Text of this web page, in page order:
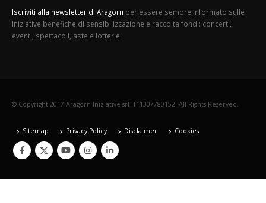
Iscriviti alla newsletter di Aragorn per essere sempre informato sulle
iniziative benefiche di sensibilizzazione e raccolta fondi: concerti,
eventi, spettacoli, aste e lotterie
© Copyright 2017 Aragorn Iniziative srl IT11307780152. All Rights Reserved.
Sitemap Privacy Policy Disclaimer Cookies